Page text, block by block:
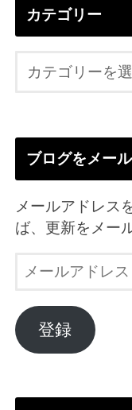
カテゴリー
ブログをメー
メールアドレス
ば、更新をメー
ル
ア
ド
登録